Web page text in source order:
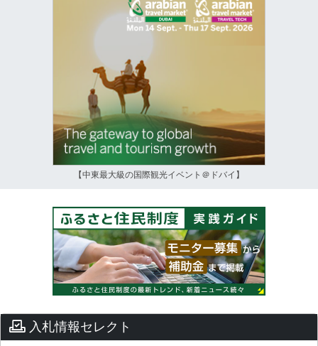
【中東最大級の国際観光イベント＠ドバイ】
入札情報セレクト